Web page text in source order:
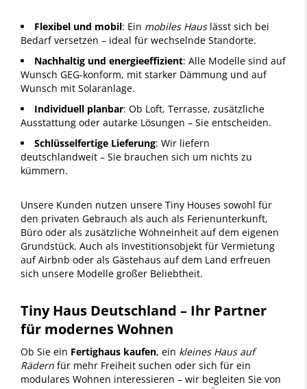
Flexibel und mobil: Ein mobiles Hauslässt sich bei
Bedarf versetzen – ideal für wechselnde Standorte.
Nachhaltig und energieeffizient: Alle Modelle sind auf
Wunsch GEG-konform, mit starker Dämmung und auf
Wunsch mit Solaranlage.
Individuell planbar: Ob Loft, Terrasse, zusätzliche
Ausstattung oder autarke Lösungen – Sie entscheiden.
Schlüsselfertige Lieferung: Wir liefern
deutschlandweit – Sie brauchen sich um nichts zu
kümmern.
Unsere Kunden nutzen unsere Tiny Houses sowohl für
den privaten Gebrauch als auch als Ferienunterkunft,
Büro oder als zusätzliche Wohneinheit auf dem eigenen
Grundstück. Auch als Investitionsobjekt für Vermietung
auf Airbnb oder als Gästehaus auf dem Land erfreuen
sich unsere Modelle großer Beliebtheit.
Tiny Haus Deutschland – Ihr Partner
für modernes Wohnen
Ob Sie ein Fertighaus kaufen, ein kleines Haus auf
Rädern für mehr Freiheit suchen oder sich für ein
modulares Wohnen interessieren – wir begleiten Sie von